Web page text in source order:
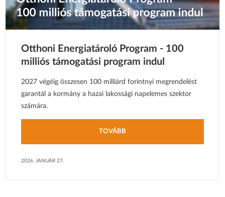
Otthoni Energiatároló Program - 100
milliós támogatási program indul
2027 végéig összesen 100 milliárd forintnyi megrendelést
garantál a kormány a hazai lakossági napelemes szektor
számára.
TOVÁBB
2026. JANUÁR 27.